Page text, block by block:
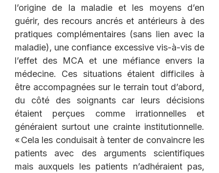
l’origine de la maladie et les moyens d’en
guérir, des recours ancrés et antérieurs à des
pratiques complémentaires (sans lien avec la
maladie), une confiance excessive vis-à-vis de
l’effet des MCA et une méfiance envers la
médecine. Ces situations étaient difficiles à
être accompagnées sur le terrain tout d’abord,
du côté des soignants car leurs décisions
étaient perçues comme irrationnelles et
généraient surtout une crainte institutionnelle.
« Cela les conduisait à tenter de convaincre les
patients avec des arguments scientifiques
mais auxquels les patients n’adhéraient pas,